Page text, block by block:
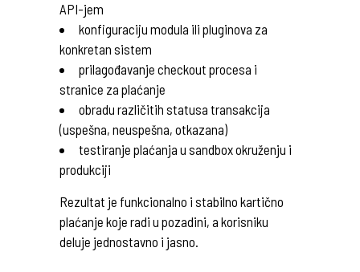
API-jem
konfiguraciju modula ili pluginova za
konkretan sistem
prilagođavanje checkout procesa i
stranice za plaćanje
obradu različitih statusa transakcija
(uspešna, neuspešna, otkazana)
testiranje plaćanja u sandbox okruženju i
produkciji
Rezultat je funkcionalno i stabilno kartično
plaćanje koje radi u pozadini, a korisniku
deluje jednostavno i jasno.